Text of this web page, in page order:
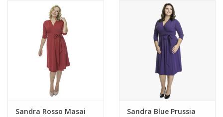
Sandra Rosso Masai
Sandra Blue Prussia